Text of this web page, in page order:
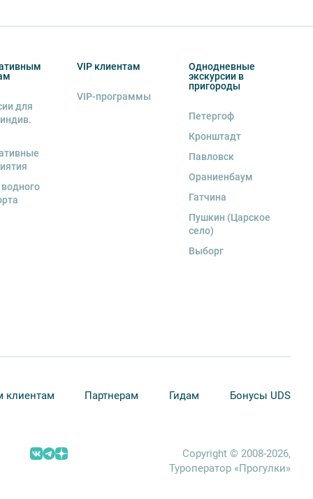
для
VIP клиентам
VIP-программы
Однодневные
экскурсии в
пригороды
Петергоф
Кронштадт
Павловск
Ораниенбаум
Гатчина
Пушкин (Царское
село)
Выборг
клиентам Партнерам Гидам Бонусы UDS
Copyright © 2008-2026,
Туроператор «Прогулки»